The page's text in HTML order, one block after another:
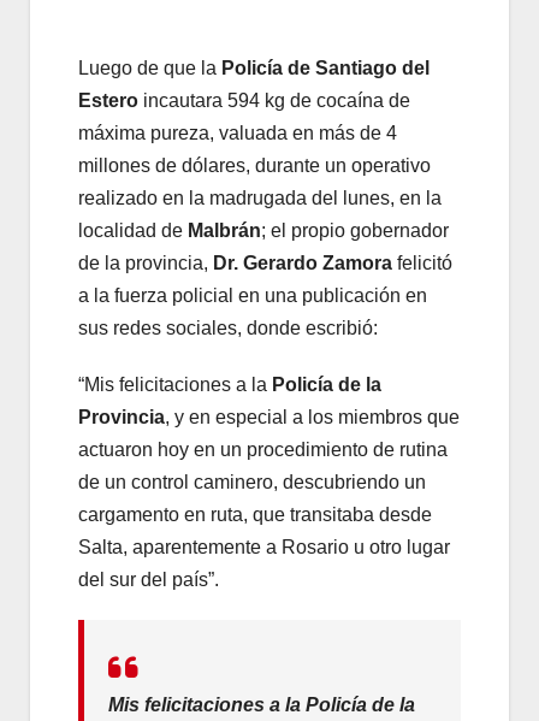
Luego de que la Policía de Santiago del
Estero incautara 594 kg de cocaína de
máxima pureza, valuada en más de 4
millones de dólares, durante un operativo
realizado en la madrugada del lunes, en la
localidad de Malbrán; el propio gobernador
de la provincia, Dr. Gerardo Zamora felicitó
a la fuerza policial en una publicación en
sus redes sociales, donde escribió:
“Mis felicitaciones a la Policía de la
Provincia, y en especial a los miembros que
actuaron hoy en un procedimiento de rutina
de un control caminero, descubriendo un
cargamento en ruta, que transitaba desde
Salta, aparentemente a Rosario u otro lugar
del sur del país”.
Mis felicitaciones a la Policía de la